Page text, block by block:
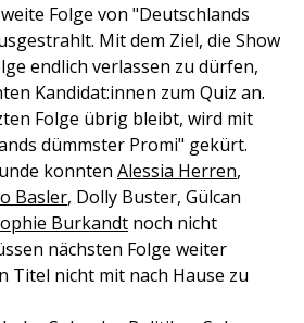
Folge von "Deutschlands
Mit dem Ziel, die Show
endlich verlassen zu dürfen,
Kandidat:innen zum Quiz an.
Folge übrig bleibt, wird mit
dümmster Promi" gekürt.
konnten Alessia Herren,
Basler, Dolly Buster, Gülcan
Burkandt noch nicht
nächsten Folge weiter
Titel nicht mit nach Hause zu